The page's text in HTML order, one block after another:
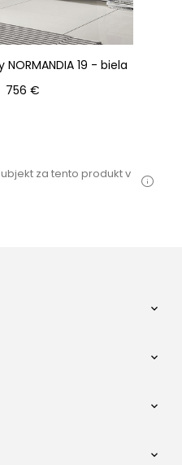
19 - biela
Cena
756 €
za tento produkt v



